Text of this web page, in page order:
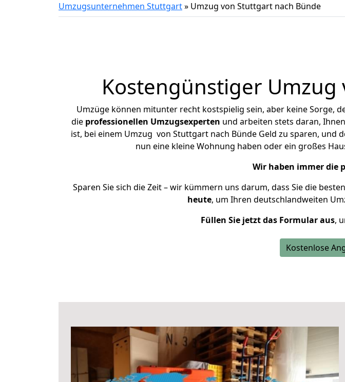
Umzugsunternehmen Stuttgart» Umzug von Stuttgart nach Bünde
Kostengünstiger
Umzüge können mitunter recht kostspielig sein, aber keine Sorge,
die professionellen Umzugsexperten und arbeiten stets daran, Ihnen
ist, bei einem Umzug von Stuttgart nach Bünde Geld zu sparen, und
nun eine kleine Wohnung haben oder ein großes
Wir haben immer die
Sparen Sie sich die Zeit – wir kümmern uns darum, dass Sie die
heute, um Ihren deutschlandweiten
Füllen Sie jetzt das Formular aus,
Kostenlose